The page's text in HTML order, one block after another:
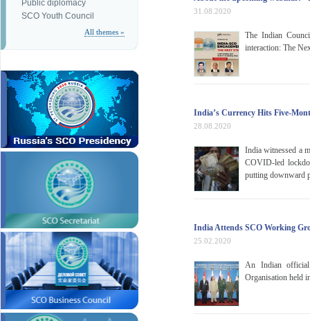
Public diplomacy
SCO Youth Council
All themes »
31.08.2020
The Indian
interaction: The
India’s Currency Hits Five-
28.08.2020
India witnessed a
COVID-led
putting downward
India Attends SCO Working
25.02.2020
An Indian
Organisation held